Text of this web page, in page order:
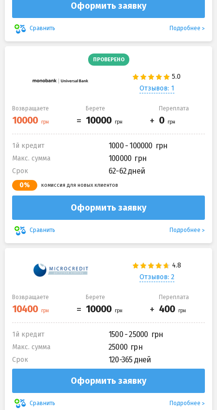
Оформить заявку
Сравнить Подробнее
ПРОВЕРЕНО
Отзывов: 1
Возвращаете Берете Переплата
1й кредит 1000 - 100000
Макс. сумма 100000
Срок 62-62 дней
0% комиссия для новых клиентов
Оформить заявку
Сравнить Подробнее
Отзывов: 2
Возвращаете Берете Переплата
1й кредит 1500 - 25000
Макс. сумма 25000
Срок 120-365 дней
Оформить заявку
Сравнить Подробнее